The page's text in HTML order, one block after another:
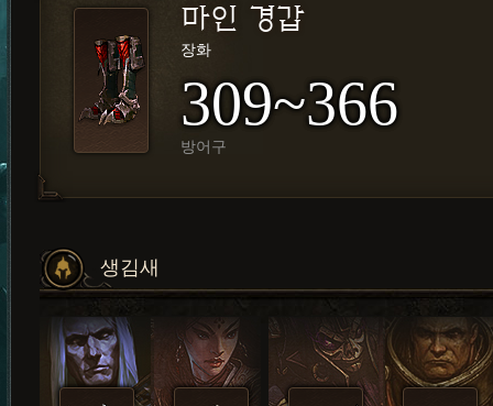
마인 경갑
장화
309~366
방어구
생김새